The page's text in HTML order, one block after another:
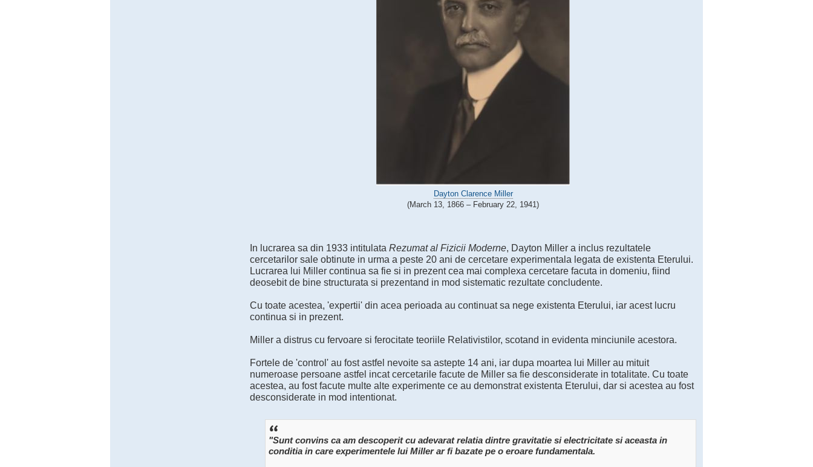
Dayton Clarence Miller
(March 13, 1866 – February 22, 1941)
In lucrarea sa din 1933 intitulata Rezumat al Fizicii Moderne, Dayton Miller a inclus rezultatele
cercetarilor sale obtinute in urma a peste 20 ani de cercetare experimentala legata de existenta Eterului.
Lucrarea lui Miller continua sa fie si in prezent cea mai complexa cercetare facuta in domeniu, fiind
deosebit de bine structurata si prezentand in mod sistematic rezultate concludente.
Cu toate acestea, 'expertii' din acea perioada au continuat sa nege existenta Eterului, iar acest lucru
continua si in prezent.
Miller a distrus cu fervoare si ferocitate teoriile Relativistilor, scotand in evidenta minciunile acestora.
Fortele de 'control' au fost astfel nevoite sa astepte 14 ani, iar dupa moartea lui Miller au mituit
numeroase persoane astfel incat cercetarile facute de Miller sa fie desconsiderate in totalitate. Cu toate
acestea, au fost facute multe alte experimente ce au demonstrat existenta Eterului, dar si acestea au fost
desconsiderate in mod intentionat.
"Sunt convins ca am descoperit cu adevarat relatia dintre gravitatie si electricitate si aceasta in
conditia in care experimentele lui Miller ar fi bazate pe o eroare fundamentala.